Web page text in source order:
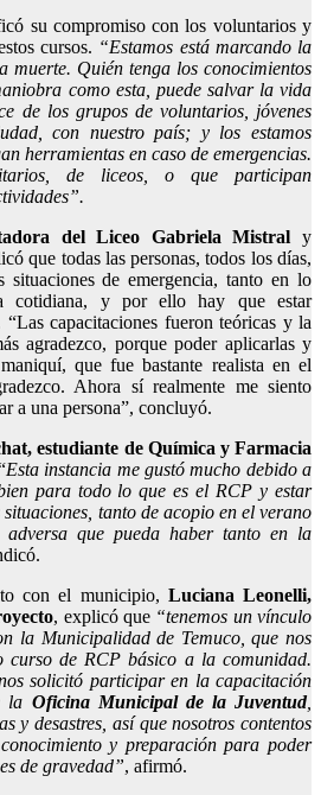
su compromiso con los voluntarios y
cursos. “Estamos está marcando la
muerte. Quién tenga los conocimientos
como esta, puede salvar la vida
de los grupos de voluntarios, jóvenes
con nuestro país; y los estamos
herramientas en caso de emergencias.
de liceos, o que participan
del Liceo Gabriela Mistral y
que todas las personas, todos los días,
situaciones de emergencia, tanto en lo
cotidiana, y por ello hay que estar
“Las capacitaciones fueron teóricas y la
agradezco, porque poder aplicarlas y
que fue bastante realista en el
Ahora sí realmente me siento
a una persona”, concluyó.
estudiante de Química y Farmacia
Esta instancia me gustó mucho debido a
para todo lo que es el RCP y estar
tanto de acopio en el verano
adversa que pueda haber tanto en la
con el municipio, Luciana Leonelli,
, explicó que “tenemos un vínculo
la Municipalidad de Temuco, que nos
curso de RCP básico a la comunidad.
solicitó participar en la capacitación
la Oficina Municipal de la Juventud,
y desastres, así que nosotros contentos
y preparación para poder
de gravedad”, afirmó.